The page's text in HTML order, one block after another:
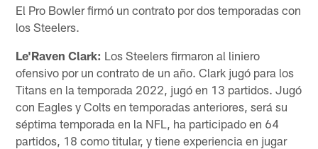
El Pro Bowler firmó un contrato por dos temporadas con
los Steelers.
Le'Raven Clark: Los Steelers firmaron al liniero
ofensivo por un contrato de un año. Clark jugó para los
Titans en la temporada 2022, jugó en 13 partidos. Jugó
con Eagles y Colts en temporadas anteriores, será su
séptima temporada en la NFL, ha participado en 64
partidos, 18 como titular, y tiene experiencia en jugar